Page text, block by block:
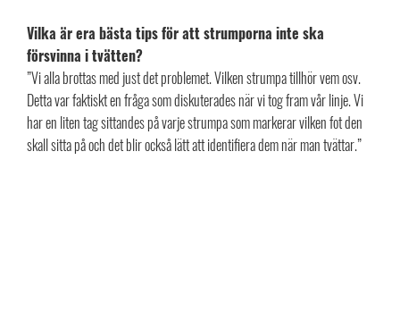
Vilka är era bästa tips för att strumporna inte ska
försvinna i tvätten?
”Vi alla brottas med just det problemet. Vilken strumpa tillhör vem osv.
Detta var faktiskt en fråga som diskuterades när vi tog fram vår linje. Vi
har en liten tag sittandes på varje strumpa som markerar vilken fot den
skall sitta på och det blir också lätt att identifiera dem när man tvättar.”